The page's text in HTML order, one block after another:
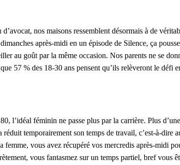
nos maisons ressemblent désormais à de
après-midi en un épisode de Silence, ça
au goût par la même occasion. Nos parents ne se
57 % des 18-30 ans pensent qu’ils relèveront le défi
féminin ne passe plus par la carrière. Plus
réduit temporairement son temps de travail, c’est-à-dire
femme, vous avez récupéré vos mercredis après-midi
vous fantasmez sur un temps partiel, bref vous